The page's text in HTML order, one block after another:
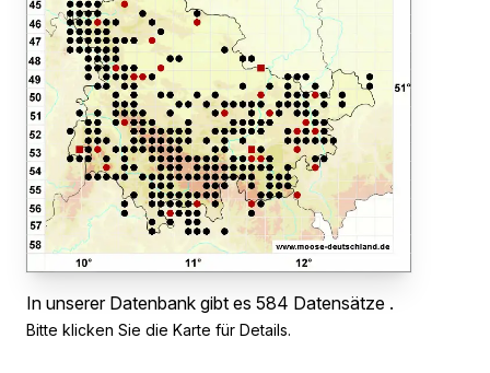
In unserer Datenbank gibt es 584 Datensätze .
Bitte klicken Sie die Karte für Details.